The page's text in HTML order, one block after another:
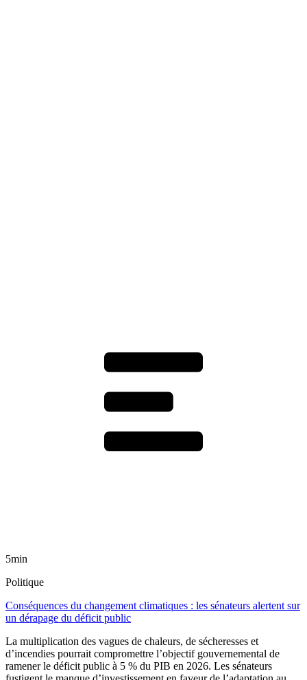
5min
Politique
Conséquences du changement climatiques : les sénateurs alertent sur
un dérapage du déficit public
La multiplication des vagues de chaleurs, de sécheresses et
d’incendies pourrait compromettre l’objectif gouvernemental de
ramener le déficit public à 5 % du PIB en 2026. Les sénateurs